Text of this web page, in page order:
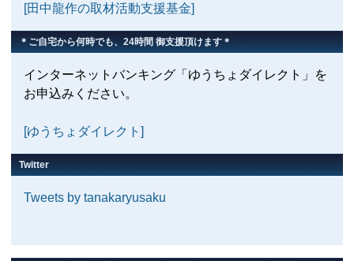
[田中龍作の取材活動支援基金]
＊ご自宅から何時でも、24時間 御支援頂けます＊
インターネットバンキング「ゆうちょダイレクト」を
お申込みください。
[ゆうちょダイレクト]
Twitter
Tweets by tanakaryusaku